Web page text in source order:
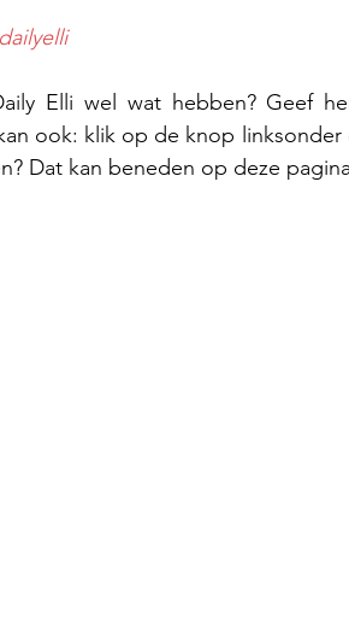
Elli wel wat hebben? Geef
ook: klik op de knop linksonder
Dat kan beneden op deze